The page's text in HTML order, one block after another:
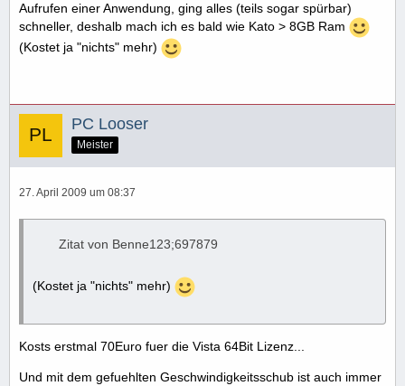
Aufrufen einer Anwendung, ging alles (teils sogar spürbar)
schneller, deshalb mach ich es bald wie Kato > 8GB Ram
(Kostet ja "nichts" mehr)
PC Looser
Meister
27. April 2009 um 08:37
Zitat von Benne123;697879
(Kostet ja "nichts" mehr)
Kosts erstmal 70Euro fuer die Vista 64Bit Lizenz...
Und mit dem gefuehlten Geschwindigkeitsschub ist auch immer